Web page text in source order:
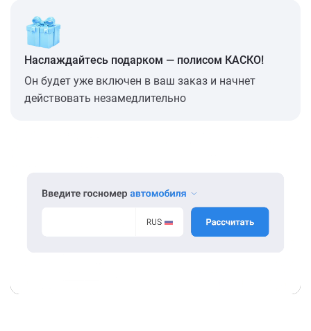
Наслаждайтесь подарком — полисом КАСКО!
Он будет уже включен в ваш заказ и начнет
действовать незамедлительно